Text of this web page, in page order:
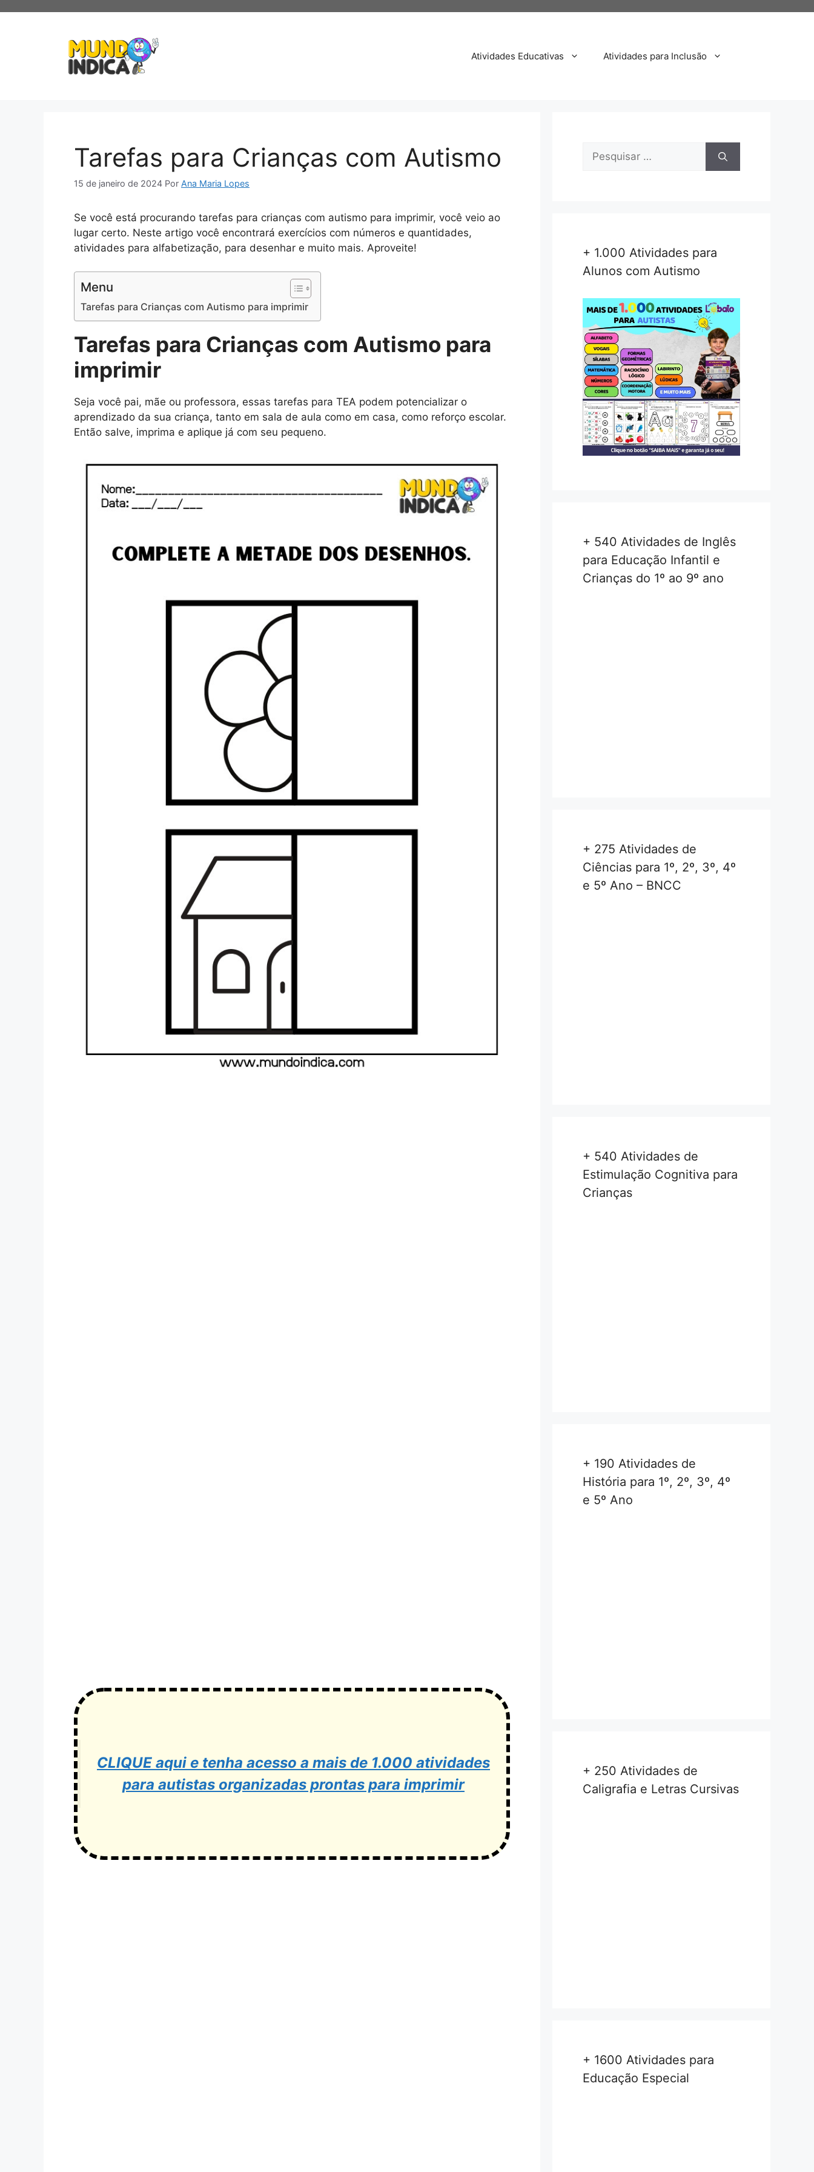
Atividades Educativas Atividades para Inclusão
Tarefas para Crianças com Autismo
15 de janeiro de 2024 Por Ana Maria Lopes
Se você está procurando tarefas para crianças com autismo para imprimir, você veio ao
lugar certo. Neste artigo você encontrará exercícios com números e quantidades,
atividades para alfabetização, para desenhar e muito mais. Aproveite!
Menu
Tarefas para Crianças com Autismo para imprimir
Tarefas para Crianças com Autismo para
imprimir
Seja você pai, mãe ou professora, essas tarefas para TEA podem potencializar o
aprendizado da sua criança, tanto em sala de aula como em casa, como reforço escolar.
Então salve, imprima e aplique já com seu pequeno.
CLIQUE aqui e tenha acesso a mais de 1.000 atividades
para autistas organizadas prontas para imprimir
Pesquisar
+ 1.000 Atividades para
Alunos com Autismo
+ 540 Atividades de Inglês
para Educação Infantil e
Crianças do 1º ao 9º ano
+ 275 Atividades de
Ciências para 1º, 2º, 3º, 4º
e 5º Ano – BNCC
+ 540 Atividades de
Estimulação Cognitiva para
Crianças
+ 190 Atividades de
História para 1º, 2º, 3º, 4º
e 5º Ano
+ 250 Atividades de
Caligrafia e Letras Cursivas
+ 1600 Atividades para
Educação Especial